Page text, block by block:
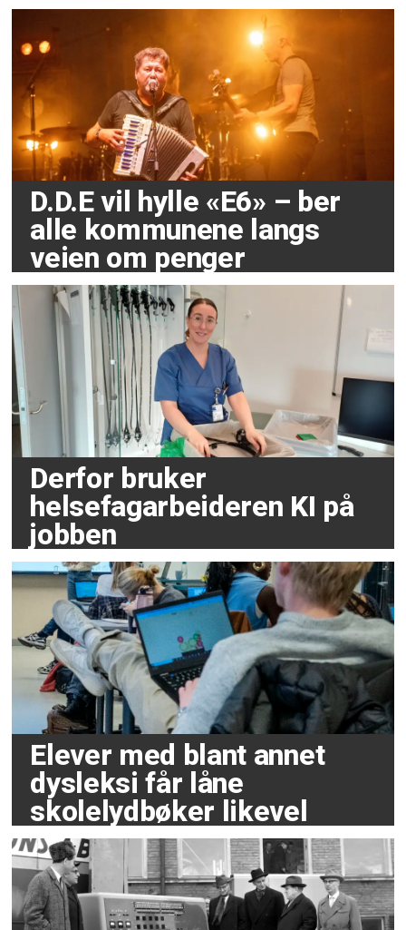
D.D.E vil hylle «E6» – ber
alle kommunene langs
veien om penger
Derfor bruker
helsefagarbeideren KI på
jobben
Elever med blant annet
dysleksi får låne
skolelydbøker likevel